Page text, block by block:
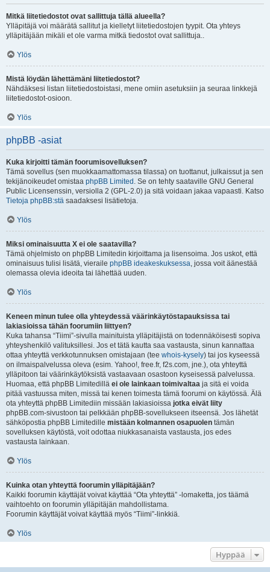
Mitkä liitetiedostot ovat sallittuja tällä alueella?
Ylläpitäjä voi määrätä sallitut ja kielletyt liitetiedostojen tyypit. Ota yhteys
ylläpitäjään mikäli et ole varma mitkä tiedostot ovat sallittuja..
Ylös
Mistä löydän lähettämäni liitetiedostot?
Nähdäksesi listan liitetiedostoistasi, mene omiin asetuksiin ja seuraa linkkejä
liitetiedostot-osioon.
Ylös
phpBB -asiat
Kuka kirjoitti tämän foorumisovelluksen?
Tämä sovellus (sen muokkaamattomassa tilassa) on tuottanut, julkaissut ja sen
tekijänoikeudet omistaa phpBB Limited . Se on tehty saataville GNU General
Public Licensenssin, versiolla 2 (GPL-2.0) ja sitä voidaan jakaa vapaasti. Katso
Tietoja phpBB:stä saadaksesi lisätietoja.
Ylös
Miksi ominaisuutta X ei ole saatavilla?
Tämä ohjelmisto on phpBB Limitedin kirjoittama ja lisensoima. Jos uskot, että
ominaisuus tulisi lisätä, vieraile phpBB ideakeskuksessa, jossa voit äänestää
olemassa olevia ideoita tai lähettää uuden.
Ylös
Keneen minun tulee olla yhteydessä väärinkäytöstapauksissa tai
lakiasioissa tähän foorumiin liittyen?
Kuka tahansa “Tiimi”-sivulla mainituista ylläpitäjistä on todennäköisesti sopiva
yhteyshenkilö valituksillesi. Jos et tätä kautta saa vastausta, sinun kannattaa
ottaa yhteyttä verkkotunnuksen omistajaan (tee whois-kysely) tai jos kyseessä
on ilmaispalvelussa oleva (esim. Yahoo!, free.fr, f2s.com, jne.), ota yhteyttä
ylläpitoon tai väärinkäytöksistä vastaavaan osastoon kyseisessä palvelussa.
Huomaa, että phpBB Limitedillä ei ole lainkaan toimivaltaa ja sitä ei voida
pitää vastuussa miten, missä tai kenen toimesta tämä foorumi on käytössä. Älä
ota yhteyttä phpBB Limitediin missään lakiasioissa jotka eivät liity
phpBB.com-sivustoon tai pelkkään phpBB-sovellukseen itseensä. Jos lähetät
sähköpostia phpBB Limitedille mistään kolmannen osapuolen tämän
sovelluksen käytöstä, voit odottaa niukkasanaista vastausta, jos edes
vastausta lainkaan.
Ylös
Kuinka otan yhteyttä foorumin ylläpitäjään?
Kaikki foorumin käyttäjät voivat käyttää “Ota yhteyttä” -lomaketta, jos täämä
vaihtoehto on foorumin ylläpitäjän mahdollistama.
Foorumin käyttäjät voivat käyttää myös “Tiimi”-linkkiä.
Ylös
Hyppää